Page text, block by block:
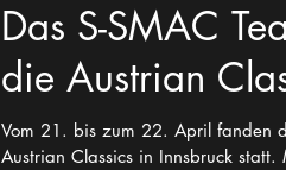
Das S-SMAC
die Austrian
Vom 21. bis zum 22. April fanden
Austrian Classics in Innsbruck statt.